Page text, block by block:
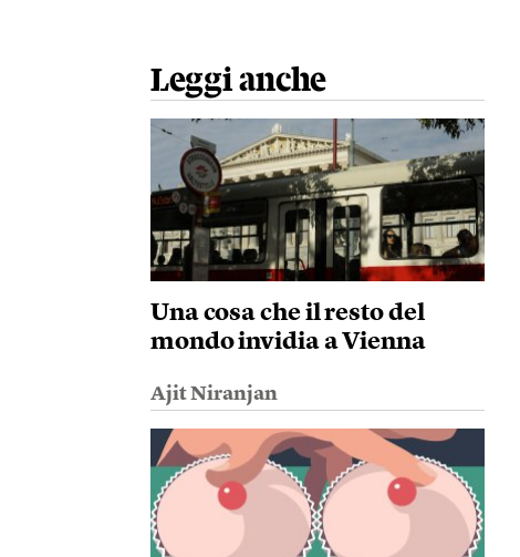
Leggi anche
Una cosa che il resto del
mondo invidia a Vienna
Ajit Niranjan